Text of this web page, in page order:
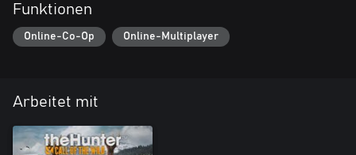
Funktionen
Online-Co-Op Online-Multiplayer
Arbeitet mit